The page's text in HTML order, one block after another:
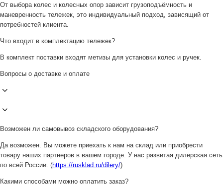
От выбора колес и колесных опор зависит грузоподъёмность и
маневренность тележек, это индивидуальный подход, зависящий от
потребностей клиента.
Что входит в комплектацию тележек?
В комплект поставки входят метизы для установки колес и ручек.
Вопросы о доставке и оплате
Возможен ли самовывоз складского оборудования?
Да возможен. Вы можете приехать к нам на склад или приобрести
товару наших партнеров в вашем городе. У нас развитая дилерская сеть
по всей России. (https://rusklad.ru/dilery/)
Какими способами можно оплатить заказ?